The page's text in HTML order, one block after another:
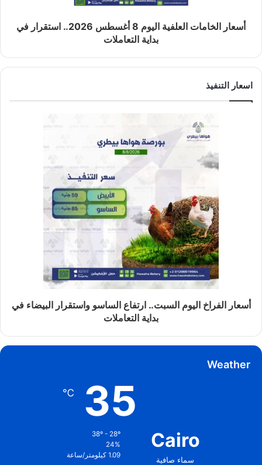
أسعار الخامات العلفية اليوم 8 أغسطس 2026.. استقرار في
بداية التعاملات
اسعار التنفيذ
أسعار الفراخ اليوم السبت.. ارتفاع الساسو واستقرار البيضاء في
بداية التعاملات
Weather
Cairo
سماء صافية
35
℃
38º - 28º
24%
1.09 كيلومتر/ساعة